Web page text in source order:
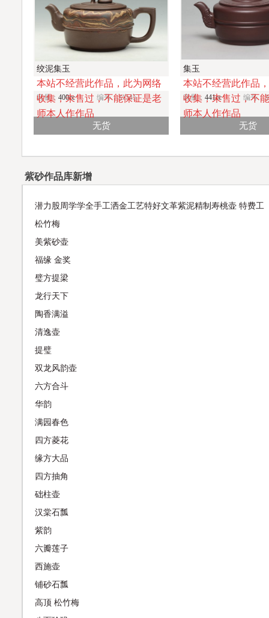
绞泥集玉
本站不经营此作品，此为网络
收集，未售过，不能保证是老
师本人作作品
容量： 400cc 编号：31545
无货
集玉
本站不经营此作品
收集，未售过，不
师本人作作品
容量： 441cc 编号：
无货
紫砂作品库新增
潜力股周学学全手工洒金工艺特好文革紫泥精制寿桃壶 特费工
松竹梅
美紫砂壶
福缘 金奖
璧方提梁
龙行天下
陶香满溢
清逸壶
提璧
双龙风韵壶
六方合斗
华韵
满园春色
四方菱花
缘方大品
四方抽角
础柱壶
汉棠石瓢
紫韵
六瓣莲子
西施壶
铺砂石瓢
高顶 松竹梅